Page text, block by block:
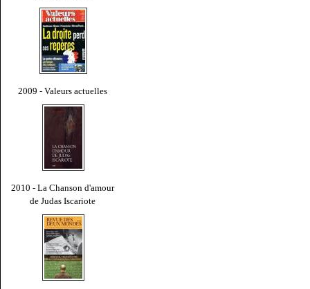
2009 - Valeurs actuelles
2010 - La Chanson d'amour
de Judas Iscariote